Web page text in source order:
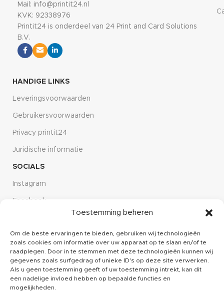
Toestemming beheren
Om de beste ervaringen te bieden, gebruiken wij technologieën
zoals cookies om informatie over uw apparaat op te slaan en/of te
raadplegen. Door in te stemmen met deze technologieën kunnen wij
gegevens zoals surfgedrag of unieke ID's op deze site verwerken.
Als u geen toestemming geeft of uw toestemming intrekt, kan dit
een nadelige invloed hebben op bepaalde functies en
mogelijkheden.
Mail: info@printit24.nl
KVK: 92338976
Printit24 is onderdeel van 24 Print and Card Solutions
B.V.
HANDIGE LINKS
Leveringsvoorwaarden
Gebruikersvoorwaarden
Privacy printit24
Juridische informatie
SOCIALS
Instagram
Facebook
CUSTOMER SERVICE
Over ons
Kennisbank
Klachten